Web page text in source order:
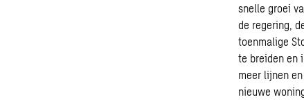
snelle groei
de regering,
toenmalige
te breiden en
meer lijnen
nieuwe